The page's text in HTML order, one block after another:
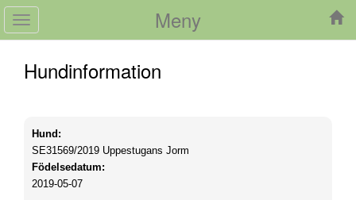
Meny
Toggle
navigation
Hundinformation
Hund:
SE31569/2019 Uppestugans Jorm
Födelsedatum:
2019-05-07